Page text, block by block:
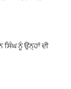
ਸਿੰਘ ਨੂੰ ਉਨ੍ਹਾਂ ਦੀ